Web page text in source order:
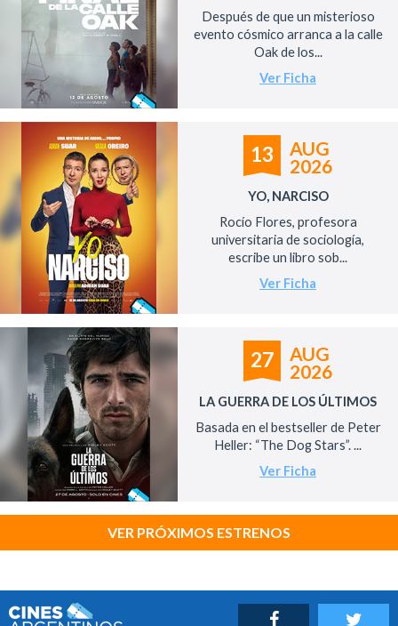
Después de que un misterioso
evento cósmico arranca a la calle
Oak de los...
Ver Ficha
13
AUG
2026
YO, NARCISO
Rocío Flores, profesora
universitaria de sociología,
escribe un libro sob...
Ver Ficha
27
AUG
2026
LA GUERRA DE LOS ÚLTIMOS
Basada en el bestseller de Peter
Heller: “The Dog Stars”. ...
Ver Ficha
VER PRÓXIMOS ESTRENOS